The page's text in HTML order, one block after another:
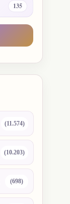
135
(11.574)
(10.203)
(698)